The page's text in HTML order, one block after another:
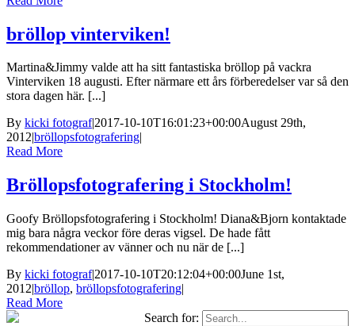
bröllop vinterviken!
Martina&Jimmy valde att ha sitt fantastiska bröllop på vackra
Vinterviken 18 augusti. Efter närmare ett års förberedelser var så den
stora dagen här. [...]
By kicki fotograf|2017-10-10T16:01:23+00:00August 29th,
2012|bröllopsfotografering|
Read More
Bröllopsfotografering i Stockholm!
Goofy Bröllopsfotografering i Stockholm! Diana&Bjorn kontaktade
mig bara några veckor före deras vigsel. De hade fått
rekommendationer av vänner och nu när de [...]
By kicki fotograf|2017-10-10T20:12:04+00:00June 1st,
2012|bröllop, bröllopsfotografering|
Read More
Search for: